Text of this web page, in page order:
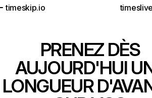
timeskip.io
PRENEZ DÈS
AUJOURD'HUI
LONGUEUR